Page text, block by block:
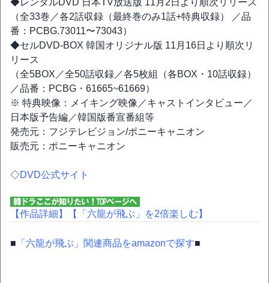
（全33巻／各2話収録（最終巻のみ1話+特典収録） ／品
番：PCBG.73011〜73043）
◆セルDVD-BOX 韓国オリジナル版 11月16日より順次リ
リース
（全5BOX／全50話収録／各5枚組（各BOX・10話収録）
／品番：PCBG・61665~61669）
※ 特典映像：メイキング映像／キャストインタビュー／
日本版予告編／韓国版番宣番組等
発売元：フジテレビジョン/ポニーキャニオン
販売元：ポニーキャニオン
◇DVD公式サイト
【作品詳細】 【「六龍が飛ぶ」を2倍楽しむ】
■ 「六龍が飛ぶ」関連商品をamazonで探す■